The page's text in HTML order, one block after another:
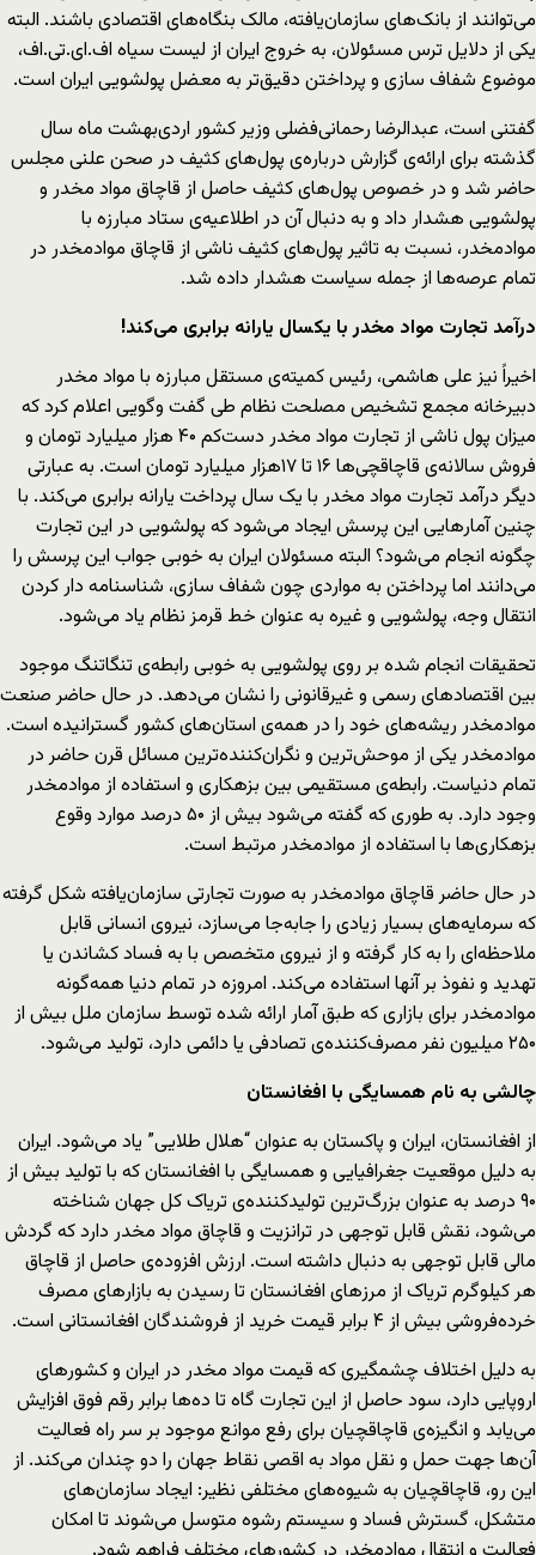
می‌توانند از بانک‌های سازمان‌یافته، مالک بنگاه‌های اقتصادی باشند. البته
یکی از دلایل ترس مسئولان، به خروج ایران از لیست سیاه اف.ای.تی.اف،
موضوع شفاف سازی و پرداختن دقیق‌تر به معضل پولشویی ایران است.
گفتنی است، عبدالرضا رحمانی‌فضلی وزیر کشور اردی‌بهشت ماه سال
گذشته برای ارائه‌ی گزارش درباره‌ی پول‌های کثیف در صحن علنی مجلس
حاضر شد و در خصوص پول‌های کثیف حاصل از قاچاق مواد مخدر و
پولشویی هشدار داد و به دنبال آن در اطلاعیه‌ی ستاد مبارزه با
موادمخدر، نسبت به تاثیر پول‌های کثیف ناشی از قاچاق موادمخدر در
تمام عرصه‌ها از جمله سیاست هشدار داده شد.
درآمد تجارت مواد مخدر با یکسال یارانه برابری می‌کند!
اخیراً نیز علی هاشمی، رئیس کمیته‌ی مستقل مبارزه با مواد مخدر
دبیرخانه مجمع تشخیص مصلحت نظام طی گفت وگویی اعلام کرد که
میزان پول ناشی از تجارت مواد مخدر دست‌کم ۴۰ هزار میلیارد تومان و
فروش سالانه‌ی قاچاقچی‌ها ۱۶ تا ۱۷هزار میلیارد تومان است. به عبارتی
دیگر درآمد تجارت مواد مخدر با یک سال پرداخت یارانه برابری می‌کند. با
چنین آمارهایی این پرسش ایجاد می‌شود که پولشویی در این تجارت
چگونه انجام می‌شود؟ البته مسئولان ایران به خوبی جواب این پرسش را
می‌دانند اما پرداختن به مواردی چون شفاف سازی، شناسنامه دار کردن
انتقال وجه، پولشویی و غیره به عنوان خط قرمز نظام یاد می‌شود.
تحقیقات انجام شده بر روی پولشویی به خوبی رابطه‌ی تنگاتنگ موجود
بین اقتصادهای رسمی و غیرقانونی را نشان می‌دهد. در حال حاضر صنعت
موادمخدر ریشه‌های خود را در همه‌ی استان‌های کشور گسترانیده است.
موادمخدر یکی از موحش‌ترین و نگران‌کننده‌ترین مسائل قرن حاضر در
تمام دنیاست. رابطه‌ی مستقیمی بین بزهکاری و استفاده از موادمخدر
وجود دارد. به طوری که گفته می‌شود بیش از ۵۰ درصد موارد وقوع
بزهکاری‌ها با استفاده از موادمخدر مرتبط است.
در حال حاضر قاچاق موادمخدر به صورت تجارتی سازمان‌یافته شکل گرفته
که سرمایه‌های بسیار زیادی را جابه‌جا می‌سازد، نیروی انسانی قابل
‌ملاحظه‌ای را به کار گرفته و از نیروی متخصص با به فساد کشاندن یا
تهدید و نفوذ بر آنها استفاده می‌کند. امروزه در تمام دنیا همه‌گونه
موادمخدر برای بازاری که طبق آمار ارائه شده توسط سازمان ملل بیش از
۲۵۰ میلیون نفر مصرف‌کننده‌ی تصادفی یا دائمی دارد، تولید می‌شود.
چالشی به نام همسایگی با افغانستان
از افغانستان، ایران و پاکستان به عنوان “هلال طلایی” یاد می‌شود. ایران
به دلیل موقعیت جغرافیایی و همسایگی با افغانستان که با تولید بیش از
۹۰ درصد به عنوان بزرگ‌ترین تولیدکننده‌ی تریاک کل جهان شناخته
می‌شود، نقش قابل توجهی در ترانزیت و قاچاق مواد مخدر دارد که گردش
مالی قابل توجهی به دنبال داشته است. ارزش افزوده‌ی حاصل از قاچاق
هر کیلوگرم تریاک از مرزهای افغانستان تا رسیدن به بازارهای مصرف
خرده‌فروشی بیش از ۴ برابر قیمت خرید از فروشندگان افغانستانی است.
به دلیل اختلاف چشمگیری که قیمت مواد مخدر در ایران و کشورهای
اروپایی دارد، سود حاصل از این تجارت گاه تا ده‌ها برابر رقم فوق افزایش
می‌یابد و انگیزه‌ی قاچاقچیان برای رفع موانع موجود بر سر راه فعالیت
آن‌ها جهت حمل و نقل مواد به اقصی نقاط جهان را دو چندان می‌کند. از
این رو، قاچاقچیان به شیوه‌های مختلفی نظیر: ایجاد سازمان‌های
متشکل، گسترش فساد و سیستم رشوه متوسل می‌شوند تا امکان